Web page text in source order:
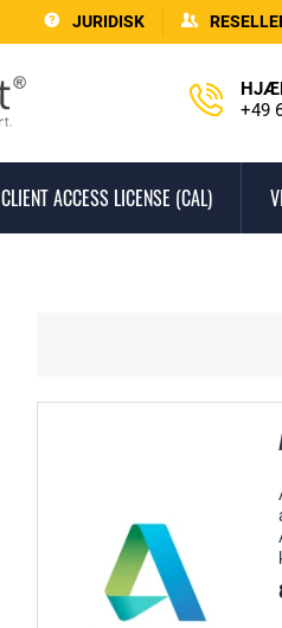
JURIDISK
+49
CLIENT ACCESS LICENSE (CAL)